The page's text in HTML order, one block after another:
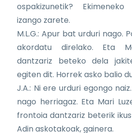
ospakizunetik?
izango zarete.
M.L.G.: Apur bat urduri nago.
akordatu direlako. Eta
dantzariz beteko dela
egiten dit. Horrek asko balio
J.A.: Ni ere urduri egongo
nago herriagaz. Eta Mari
frontoia dantzariz beterik
Adin askotakoak, gainera.